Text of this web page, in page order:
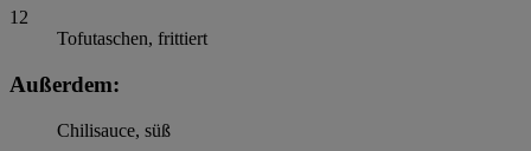
12
Tofutaschen, frittiert
Außerdem:
Chilisauce, süß